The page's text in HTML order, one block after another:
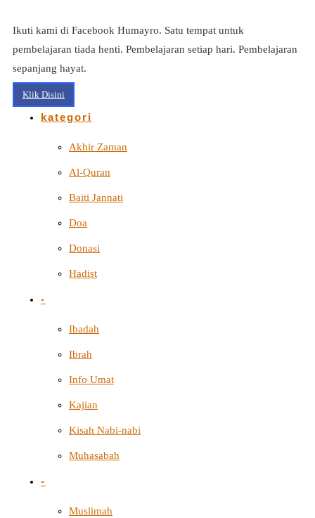
Ikuti kami di Facebook Humayro. Satu tempat untuk
pembelajaran tiada henti. Pembelajaran setiap hari. Pembelajaran
sepanjang hayat.
Klik Disini
kategori
Akhir Zaman
Al-Quran
Baiti Jannati
Doa
Donasi
Hadist
-
Ibadah
Ibrah
Info Umat
Kajian
Kisah Nabi-nabi
Muhasabah
-
Muslimah